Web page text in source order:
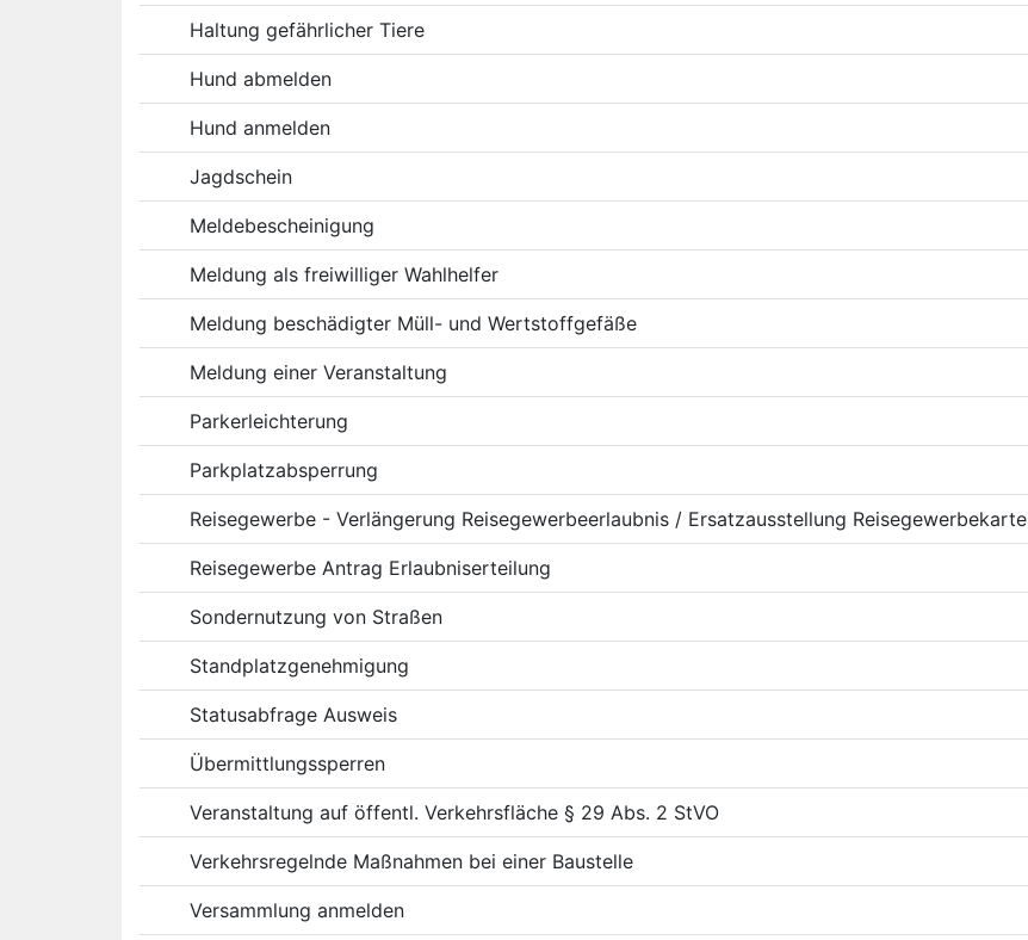
Haltung gefährlicher Tiere
Hund abmelden
Hund anmelden
Jagdschein
Meldebescheinigung
Meldung als freiwilliger Wahlhelfer
Meldung beschädigter Müll- und Wertstoffgefäße
Meldung einer Veranstaltung
Parkerleichterung
Parkplatzabsperrung
Reisegewerbe - Verlängerung Reisegewerbeerlaubnis / Ersatzausstellung Reisegewerbekarte
Reisegewerbe Antrag Erlaubniserteilung
Sondernutzung von Straßen
Standplatzgenehmigung
Statusabfrage Ausweis
Übermittlungssperren
Veranstaltung auf öffentl. Verkehrsfläche § 29 Abs. 2 StVO
Verkehrsregelnde Maßnahmen bei einer Baustelle
Versammlung anmelden